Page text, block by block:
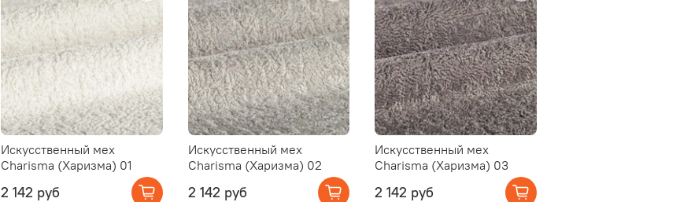
Искусственный мех
Charisma (Харизма) 01
2 142 руб
Искусственный мех
Charisma (Харизма) 02
2 142 руб
Искусственный мех
Charisma (Харизма) 03
2 142 руб